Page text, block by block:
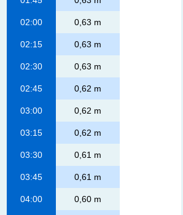
02:00 0,63 m
02:15 0,63 m
02:30 0,63 m
02:45 0,62 m
03:00 0,62 m
03:15 0,62 m
03:30 0,61 m
03:45 0,61 m
04:00 0,60 m